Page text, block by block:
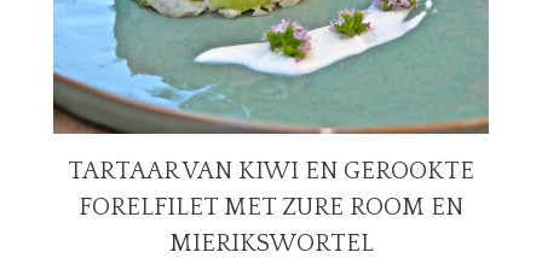
TARTAAR VAN KIWI EN GEROOKTE
FORELFILET MET ZURE ROOM EN
MIERIKSWORTEL